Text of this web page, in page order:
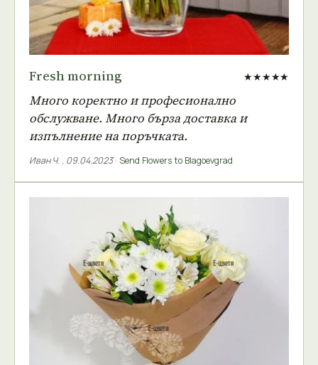
Fresh morning ★★★★★
Много коректно и професионално
обслужване. Много бърза доставка и
изпълнение на поръчката.
Иван Ч. , 09.04.2023· Send Flowers to Blagoevgrad